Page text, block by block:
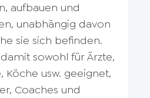
aufbauen und
unabhängig davon
sie sich befinden.
sowohl für Ärzte,
Köche usw. geeignet,
Coaches und